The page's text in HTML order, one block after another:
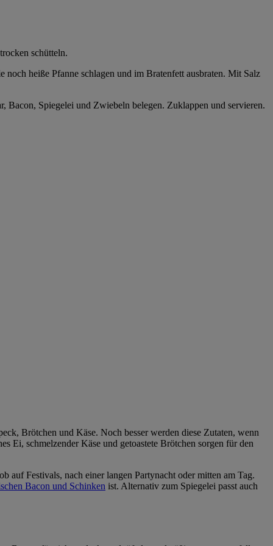
schütteln.
heiße Pfanne schlagen und im Bratenfett ausbraten. Mit Salz
Bacon, Spiegelei und Zwiebeln belegen. Zuklappen und servieren.
Brötchen und Käse. Noch besser werden diese Zutaten, wenn
Ei, schmelzender Käse und getoastete Brötchen sorgen für den
auf Festivals, nach einer langen Partynacht oder mitten am Tag.
Bacon und Schinken ist. Alternativ zum Spiegelei passt auch